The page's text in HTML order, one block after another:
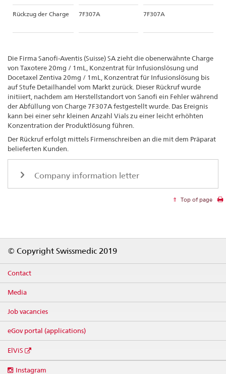
Rückzug der Charge 7F307A 7F307A
Die Firma Sanofi-Aventis (Suisse) SA zieht die obenerwähnte Charge
von Taxotere 20mg / 1mL, Konzentrat für Infusionslösung und
Docetaxel Zentiva 20mg / 1mL, Konzentrat für Infusionslösung bis
auf Stufe Detailhandel vom Markt zurück. Dieser Rückruf wurde
initiiert, nachdem am Herstellstandort von Sanofi ein Fehler während
der Abfüllung von Charge 7F307A festgestellt wurde. Das Ereignis
kann bei einer sehr kleinen Anzahl Vials zu einer leicht erhöhten
Konzentration der Produktlösung führen.
Der Rückruf erfolgt mittels Firmenschreiben an die mit dem Präparat
belieferten Kunden.
Company information letter
Top of page
© Copyright Swissmedic 2019
Contact
Media
Job vacancies
eGov portal (applications)
ElViS
Instagram